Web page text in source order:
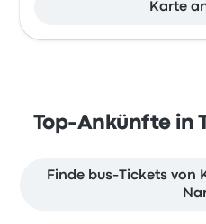
Karte
Top-Ankünfte in
Finde bus-Tickets von